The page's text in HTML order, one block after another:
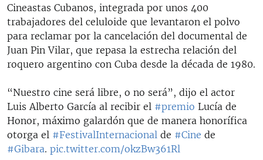
Cineastas Cubanos, integrada por unos 400
trabajadores del celuloide que levantaron el polvo
para reclamar por la cancelación del documental de
Juan Pin Vilar, que repasa la estrecha relación del
roquero argentino con Cuba desde la década de 1980.
“Nuestro cine será libre, o no será”, dijo el actor
Luis Alberto García al recibir el #premio Lucía de
Honor, máximo galardón que de manera honorífica
otorga el #FestivalInternacional de #Cine de
#Gibara. pic.twitter.com/okzBw361Rl